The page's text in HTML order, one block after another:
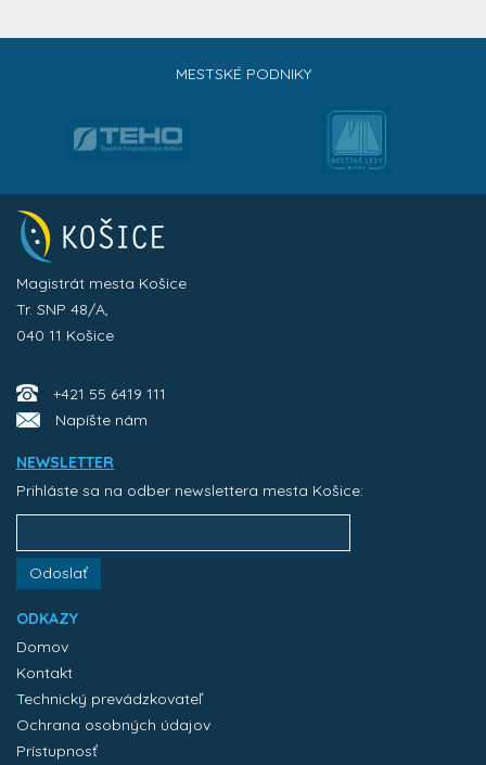
MESTSKÉ PODNIKY
Magistrát mesta Košice
Tr. SNP 48/A,
040 11 Košice
+421 55 6419 111
Napíšte nám
NEWSLETTER
Prihláste sa na odber newslettera mesta Košice:
Odoslať
ODKAZY
Domov
Kontakt
Technický prevádzkovateľ
Ochrana osobných údajov
Prístupnosť